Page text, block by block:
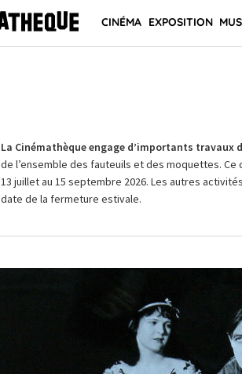
CINÉMA EXPOSITION
La Cinémathèque engage d’importants travaux
de l’ensemble des fauteuils et des moquettes.
13 juillet au 15 septembre 2026. Les autres
date de la fermeture estivale.